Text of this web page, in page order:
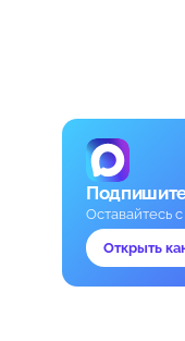
Оставайтесь
Открыть